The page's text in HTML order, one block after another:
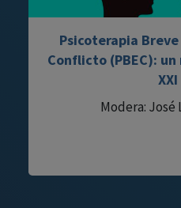
Psicoterapia
Conflicto (PBEC):
XXI
Modera: José